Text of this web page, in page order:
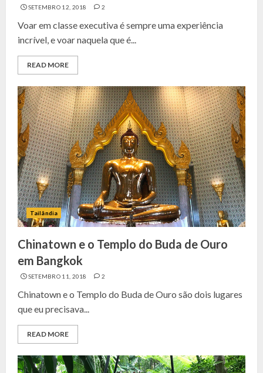
SETEMBRO 12, 2018 2
Voar em classe executiva é sempre uma experiência
incrível, e voar naquela que é...
READ MORE
Tailândia
Chinatown e o Templo do Buda de Ouro
em Bangkok
SETEMBRO 11, 2018 2
Chinatown e o Templo do Buda de Ouro são dois lugares
que eu precisava...
READ MORE